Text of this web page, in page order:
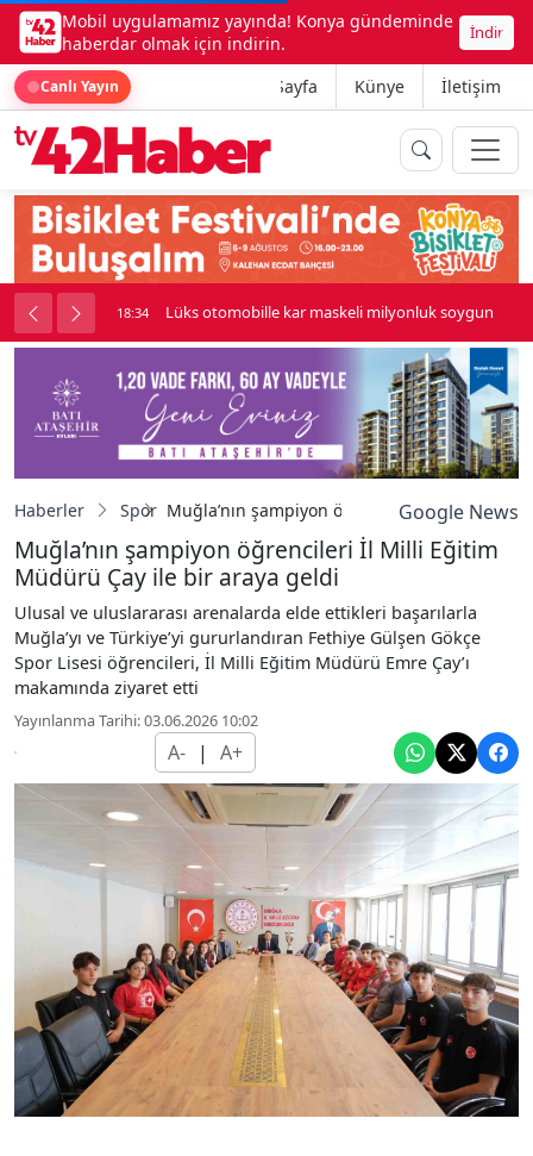
Mobil uygulamamız yayında! Konya gündeminde
haberdar olmak için indirin.
İndir
Canlı Yayın Ana Sayfa Künye İletişim
kavga çıktı 18:34 Lüks otomobille kar maskeli milyonluk soygun
Haberler Spor Muğla’nın şampiyon öğrencileri İl Milli
Google News
Muğla’nın şampiyon öğrencileri İl Milli Eğitim
Müdürü Çay ile bir araya geldi
Ulusal ve uluslararası arenalarda elde ettikleri başarılarla
Muğla’yı ve Türkiye’yi gururlandıran Fethiye Gülşen Gökçe
Spor Lisesi öğrencileri, İl Milli Eğitim Müdürü Emre Çay’ı
makamında ziyaret etti
Yayınlanma Tarihi: 03.06.2026 10:02
A- | A+